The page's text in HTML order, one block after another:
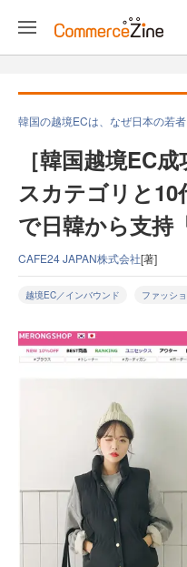
韓国の越境ECは、なぜ日本の若
［韓国越境EC
スカテゴリと10
で日韓から支持
CAFE24 JAPAN株式会社[著]
越境EC／インバウンド ファッシ